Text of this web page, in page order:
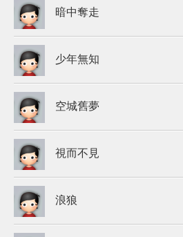
暗中奪走
少年無知
空城舊夢
視而不見
浪狼